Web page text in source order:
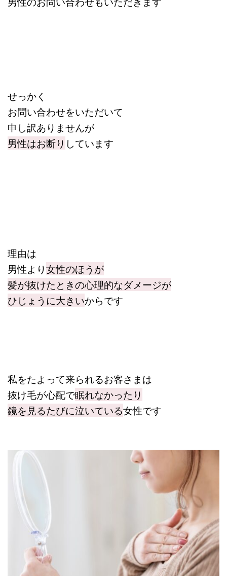
せっかく
お問い合わせをいただいて
申し訳ありませんが
男性はお断り しています
理由は
男性より女性のほうが
髪が抜けたときの心理的なダメージが
ひじょうに大きいからです
私をたよって来られるお客さまは
抜け毛が心配で眠れなかったり
鏡を見るたびに泣いている女性です